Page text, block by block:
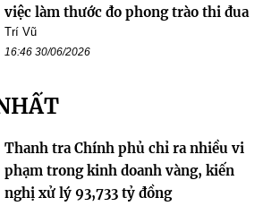
việc làm thước đo phong trào thi đua
Trí Vũ
16:46 30/06/2026
Thanh tra Chính phủ chỉ ra nhiều vi
phạm trong kinh doanh vàng, kiến
nghị xử lý 93,733 tỷ đồng